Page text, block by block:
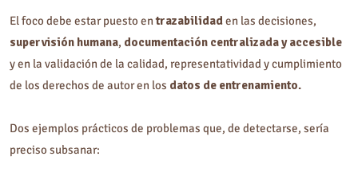
El foco debe estar puesto entrazabilidaden las decisiones,
supervisión humana, documentación centralizada y accesible
y en la validación de la calidad, representatividad y cumplimiento
de los derechos de autor en los datos de entrenamiento.
Dos ejemplos prácticos de problemas que, de detectarse, sería
preciso subsanar: